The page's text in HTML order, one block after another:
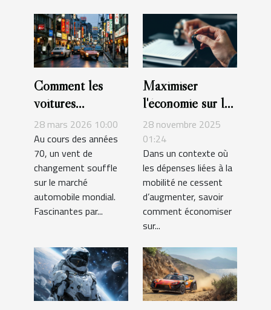
Comment les
voitures
japonaises des
années 70 ont-
elles changé le
marché
automobile ?
28 mars 2026 10:00
Au cours des années
70, un vent de
changement souffle
sur le marché
automobile mondial.
Fascinantes par...
Maximiser
l'économie sur la
location de
véhicules :
astuces et
stratégies
28 novembre 2025
01:24
Dans un contexte où
les dépenses liées à la
mobilité ne cessent
d’augmenter, savoir
comment économiser
sur...